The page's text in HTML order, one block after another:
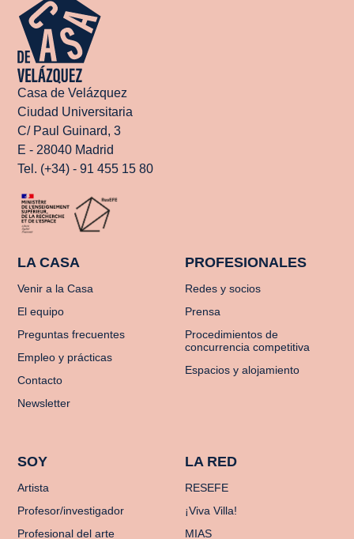
Casa de Velázquez
Ciudad Universitaria
C/ Paul Guinard, 3
E - 28040 Madrid
Tel. (+34) - 91 455 15 80
LA CASA
Venir a la Casa
El equipo
Preguntas frecuentes
Empleo y prácticas
Contacto
Newsletter
PROFESIONALES
Redes y socios
Prensa
Procedimientos de
concurrencia competitiva
Espacios y alojamiento
SOY
Artista
Profesor/investigador
Profesional del arte
LA RED
RESEFE
¡Viva Villa!
MIAS